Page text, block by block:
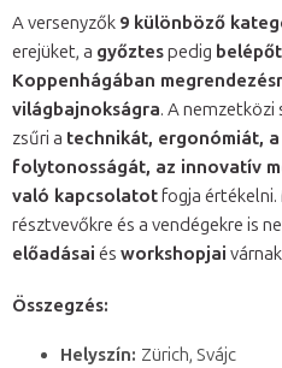
A versenyzők 9 különböző
erejüket, a győztespedig
Koppenhágában
világbajnokságra. A
zsűri a technikát, ergonómiát,
folytonosságát, az innovatív
való kapcsolatotfogja értékelni.
résztvevőkre és a vendégekre is
előadásai és workshopjai
Összegzés:
Helyszín: Zürich, Svájc